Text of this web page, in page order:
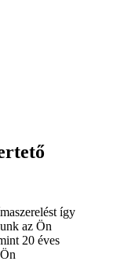
így
az Ön
20 éves